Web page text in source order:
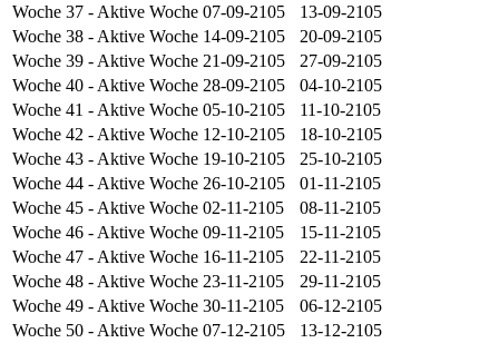
Woche 37 - Aktive Woche 07-09-2105
13-09-2105
Woche 38 - Aktive Woche 14-09-2105
20-09-2105
Woche 39 - Aktive Woche 21-09-2105
27-09-2105
Woche 40 - Aktive Woche 28-09-2105
04-10-2105
Woche 41 - Aktive Woche 05-10-2105
11-10-2105
Woche 42 - Aktive Woche 12-10-2105
18-10-2105
Woche 43 - Aktive Woche 19-10-2105
25-10-2105
Woche 44 - Aktive Woche 26-10-2105
01-11-2105
Woche 45 - Aktive Woche 02-11-2105
08-11-2105
Woche 46 - Aktive Woche 09-11-2105
15-11-2105
Woche 47 - Aktive Woche 16-11-2105
22-11-2105
Woche 48 - Aktive Woche 23-11-2105
29-11-2105
Woche 49 - Aktive Woche 30-11-2105
06-12-2105
Woche 50 - Aktive Woche 07-12-2105
13-12-2105